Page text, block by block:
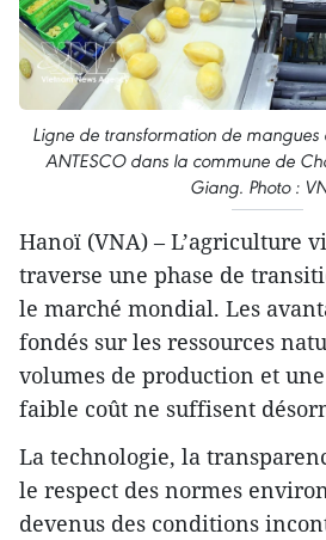
Ligne de transformation de mangues
ANTESCO dans la commune de
Giang. Photo :
Hanoï (VNA) – L’agriculture
traverse une phase de
le marché mondial. Les
fondés sur les ressources
volumes de production et
faible coût ne suffisent
La technologie, la
le respect des normes
devenus des conditions